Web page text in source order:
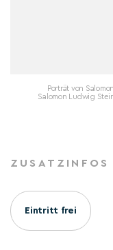
Porträt von
Salomon Ludwig
ZUSATZINFOS
Eintritt frei